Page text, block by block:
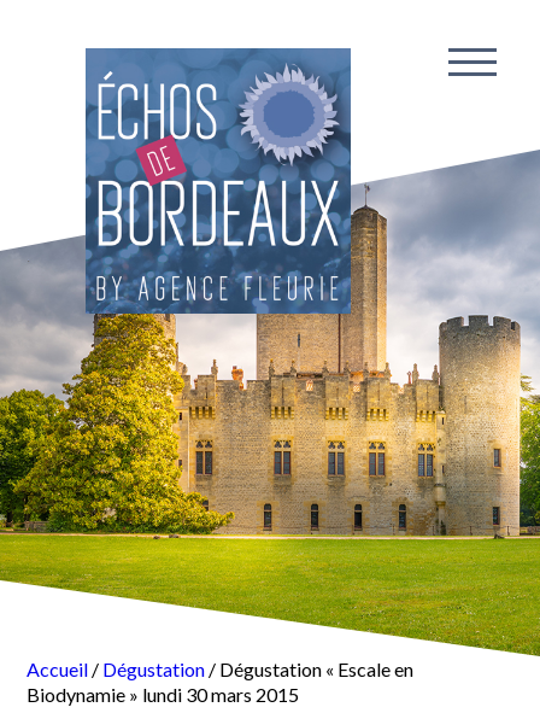
Accueil / Dégustation / Dégustation « Escale en
Biodynamie » lundi 30 mars 2015